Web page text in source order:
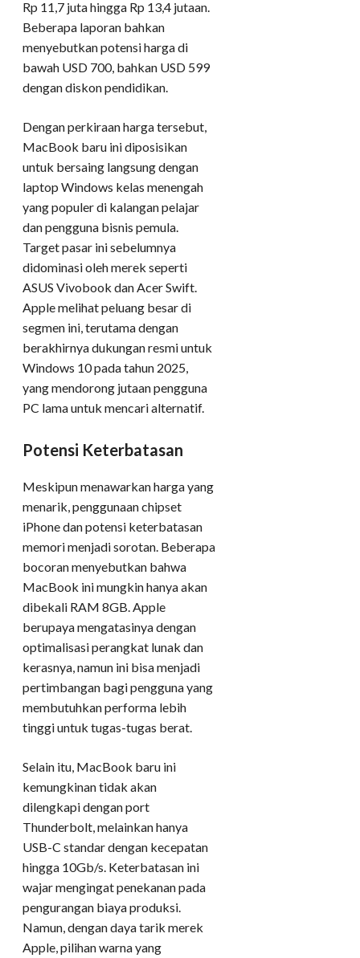
Rp 11,7 juta hingga Rp 13,4 jutaan.
Beberapa laporan bahkan
menyebutkan potensi harga di
bawah USD 700, bahkan USD 599
dengan diskon pendidikan.
Dengan perkiraan harga tersebut,
MacBook baru ini diposisikan
untuk bersaing langsung dengan
laptop Windows kelas menengah
yang populer di kalangan pelajar
dan pengguna bisnis pemula.
Target pasar ini sebelumnya
didominasi oleh merek seperti
ASUS Vivobook dan Acer Swift.
Apple melihat peluang besar di
segmen ini, terutama dengan
berakhirnya dukungan resmi untuk
Windows 10 pada tahun 2025,
yang mendorong jutaan pengguna
PC lama untuk mencari alternatif.
Potensi Keterbatasan
Meskipun menawarkan harga yang
menarik, penggunaan chipset
iPhone dan potensi keterbatasan
memori menjadi sorotan. Beberapa
bocoran menyebutkan bahwa
MacBook ini mungkin hanya akan
dibekali RAM 8GB. Apple
berupaya mengatasinya dengan
optimalisasi perangkat lunak dan
kerasnya, namun ini bisa menjadi
pertimbangan bagi pengguna yang
membutuhkan performa lebih
tinggi untuk tugas-tugas berat.
Selain itu, MacBook baru ini
kemungkinan tidak akan
dilengkapi dengan port
Thunderbolt, melainkan hanya
USB-C standar dengan kecepatan
hingga 10Gb/s. Keterbatasan ini
wajar mengingat penekanan pada
pengurangan biaya produksi.
Namun, dengan daya tarik merek
Apple, pilihan warna yang